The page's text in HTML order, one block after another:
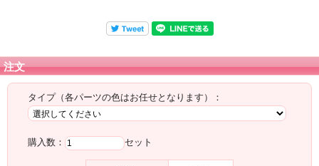
注文
タイプ（各パーツの色はお任せとなります）：
購入数： セット